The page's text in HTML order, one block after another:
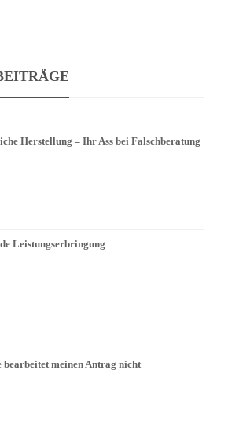
Herstellung – Ihr Ass bei Falschberatung
Leistungserbringung
bearbeitet meinen Antrag nicht